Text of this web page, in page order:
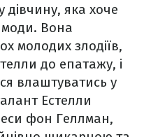
дівчину, яка хоче
моди. Вона
молодих злодіїв,
до епатажу, і
влаштуватись у
Естелли
фон Геллман,